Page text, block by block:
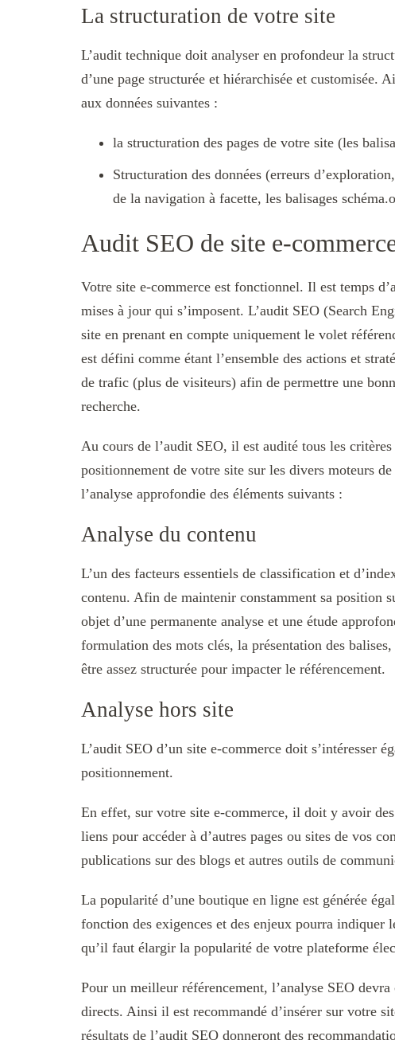
La structuration de votre site
L’audit technique doit analyser en profondeur la
d’une page structurée et hiérarchisée et customisée.
aux données suivantes :
la structuration des pages de votre site (les
Structuration des données (erreurs
de la navigation à facette, les balisages
Audit SEO de site e-
Votre site e-commerce est fonctionnel. Il est temps
mises à jour qui s’imposent. L’audit SEO (Search
site en prenant en compte uniquement le volet
est défini comme étant l’ensemble des actions et
de trafic (plus de visiteurs) afin de permettre une
recherche.
Au cours de l’audit SEO, il est audité tous les
positionnement de votre site sur les divers moteurs
l’analyse approfondie des éléments suivants :
Analyse du contenu
L’un des facteurs essentiels de classification et
contenu. Afin de maintenir constamment sa position
objet d’une permanente analyse et une étude
formulation des mots clés, la présentation des
être assez structurée pour impacter le référencement.
Analyse hors site
L’audit SEO d’un site e-commerce doit s’intéresser
positionnement.
En effet, sur votre site e-commerce, il doit y avoir
liens pour accéder à d’autres pages ou sites de vos
publications sur des blogs et autres outils de
La popularité d’une boutique en ligne est générée
fonction des exigences et des enjeux pourra
qu’il faut élargir la popularité de votre plateforme
Pour un meilleur référencement, l’analyse SEO
directs. Ainsi il est recommandé d’insérer sur votre
résultats de l’audit SEO donneront des